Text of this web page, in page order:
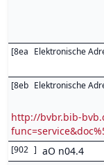
[8ea Elektronische
[8eb Elektronische
http://bvbr.bib-
[902 ] aO n04.4